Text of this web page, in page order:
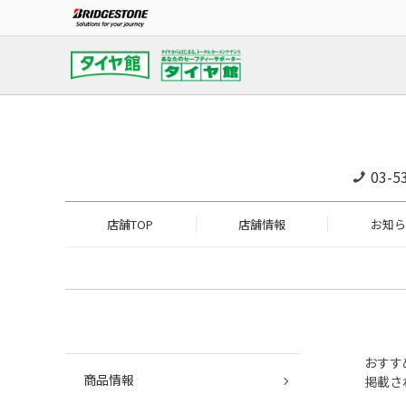
03-
店舗TOP 店舗情報 お知
商品情報
おす
掲載